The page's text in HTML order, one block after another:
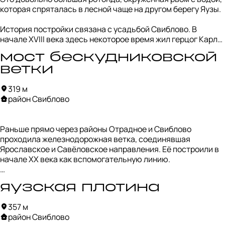
После революции усадьба пришла в упадок, но в 1990-х её
комплекс с прудом, храмом Троицы и остатками старой
парковой архитектуры.
которая спряталась в лесной чаще на другом берегу Яузы.
История постройки связана с усадьбой Свиблово. В
начале XVIII века здесь некоторое время жил герцог Карл-
Фридрих Голштинский — жених дочери Петра I Анны.
Считается, что именно при нём на острове у Яузы
появилась круглая ротонда «Храм Воздуха», ставшая
парка.
мост бескудниковской
ветки
319 м
район Свиблово
Раньше прямо через районы Отрадное и Свиблово
проходила железнодорожная ветка, соединявшая
Ярославское и Савёловское направления. Её построили в
начале XX века как вспомогательную линию.
активно: по ней ходили пассажирские поезда и перевозили
целые железнодорожные посёлки.
яузская плотина
357 м
район Свиблово